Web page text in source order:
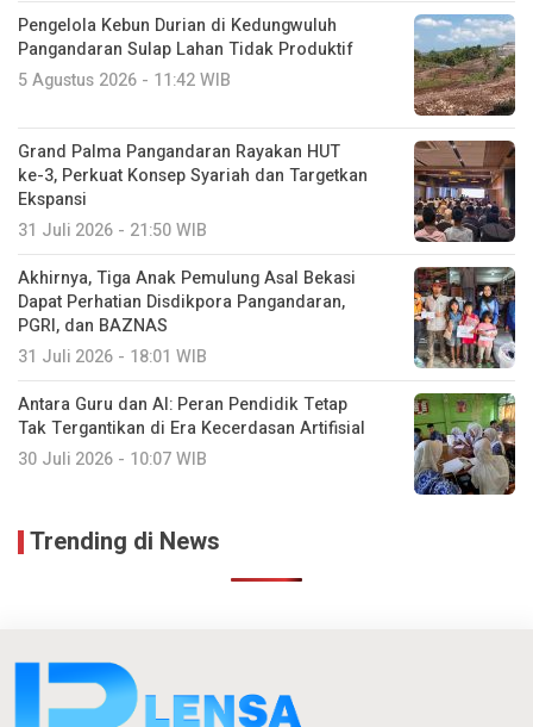
Pengelola Kebun Durian di Kedungwuluh
Pangandaran Sulap Lahan Tidak Produktif ‎
5 Agustus 2026 - 11:42 WIB
Grand Palma Pangandaran Rayakan HUT
ke-3, Perkuat Konsep Syariah dan Targetkan
Ekspansi
31 Juli 2026 - 21:50 WIB
Akhirnya, Tiga Anak Pemulung Asal Bekasi
Dapat Perhatian Disdikpora Pangandaran,
PGRI, dan BAZNAS
31 Juli 2026 - 18:01 WIB
Antara Guru dan AI: Peran Pendidik Tetap
Tak Tergantikan di Era Kecerdasan Artifisial
30 Juli 2026 - 10:07 WIB
Trending di News